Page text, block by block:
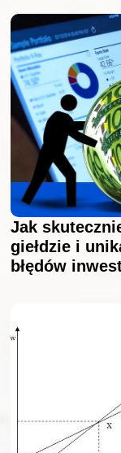
Jak
giełdzie i
błędów